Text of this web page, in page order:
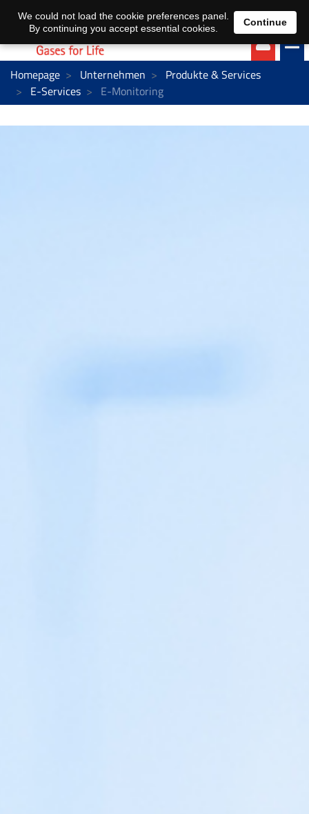
EN DE
Homepage Unternehmen
Produkte & Services
E-Services
E-Monitoring
We could not load the cookie preferences panel.
By continuing you accept essential cookies.
Continue